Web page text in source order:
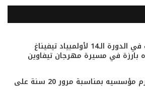
ي
ت
ر
ت
و
ب
س
ت
ق
ر
k
o
k
ت
س
ا
ب
أملن.. تتويج الفائزات في الدورة الـ14 لأولمبياد تيفيناغ
بارزة في مسيرة مهرجان تيفاوين
مهرجان تيفاوين يكرم مؤسسيه بمناسبة مرور 20 سنة على